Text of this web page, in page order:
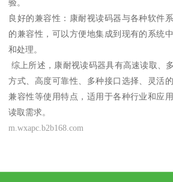
验。
良好的兼容性：康耐视读码器与各种软件
的兼容性，可以方便地集成到现有的系统
和处理。
综上所述，康耐视读码器具有高速读取、
方式、高度可靠性、多种接口选择、灵活
兼容性等使用特点，适用于各种行业和应
读取需求。
m.wxapc.b2b168.com